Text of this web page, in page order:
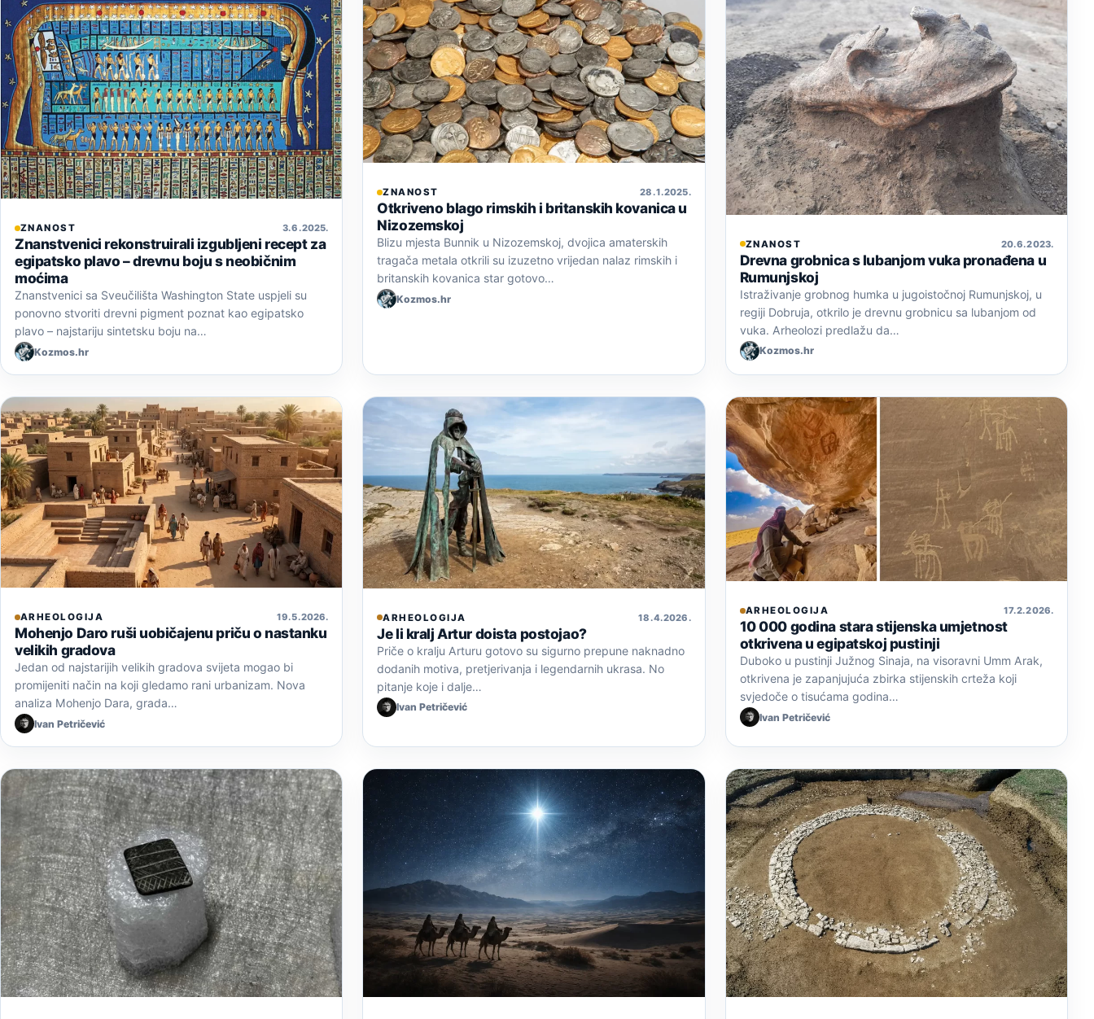
ZNANOST 3. 6. 2025.
Znanstvenici rekonstruirali izgubljeni recept za
egipatsko plavo – drevnu boju s neobičnim
moćima
Znanstvenici sa Sveučilišta Washington State uspjeli su
ponovno stvoriti drevni pigment poznat kao egipatsko
plavo – najstariju sintetsku boju na…
Kozmos.hr
ZNANOST 28. 1. 2025.
Otkriveno blago rimskih i britanskih kovanica u
Nizozemskoj
Blizu mjesta Bunnik u Nizozemskoj, dvojica amaterskih
tragača metala otkrili su izuzetno vrijedan nalaz rimskih i
britanskih kovanica star gotovo…
Kozmos.hr
ZNANOST 20. 6. 2023.
Drevna grobnica s lubanjom vuka pronađena u
Rumunjskoj
Istraživanje grobnog humka u jugoistočnoj Rumunjskoj, u
regiji Dobruja, otkrilo je drevnu grobnicu sa lubanjom od
vuka. Arheolozi predlažu da…
Kozmos.hr
ARHEOLOGIJA 19. 5. 2026.
Mohenjo Daro ruši uobičajenu priču o nastanku
velikih gradova
Jedan od najstarijih velikih gradova svijeta mogao bi
promijeniti način na koji gledamo rani urbanizam. Nova
analiza Mohenjo Dara, grada…
Ivan Petričević
ARHEOLOGIJA 18. 4. 2026.
Je li kralj Artur doista postojao?
Priče o kralju Arturu gotovo su sigurno prepune naknadno
dodanih motiva, pretjerivanja i legendarnih ukrasa. No
pitanje koje i dalje…
Ivan Petričević
ARHEOLOGIJA 17. 2. 2026.
10 000 godina stara stijenska umjetnost
otkrivena u egipatskoj pustinji
Duboko u pustinji Južnog Sinaja, na visoravni Umm Arak,
otkrivena je zapanjujuća zbirka stijenskih crteža koji
svjedoče o tisućama godina…
Ivan Petričević